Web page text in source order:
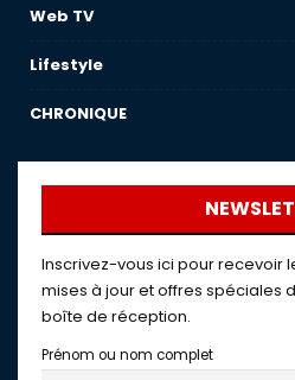
Web TV
Lifestyle
CHRONIQUE
Inscrivez-vous ici pour recevoir
mises à jour et offres spéciales
boîte de réception.
Prénom ou nom complet